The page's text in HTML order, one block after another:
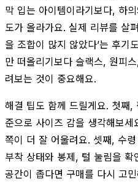
막 입는 아이템이라기보다, 하
도가 올라가요. 실제 리뷰를 살
을 조합이 많지 않았다’는 후기
만 떠올리기보다 슬랙스, 원피
려보는 것이 중요해요.
해결 팁도 함께 드릴게요. 첫째
준으로 사이즈 감을 생각해보
쪽이 더 잘 어울려요. 셋째, 수
부착 상태와 봉제, 털 눌림을
공간이 좁다면 구매를 다시 고